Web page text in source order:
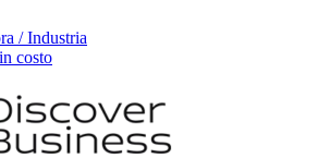
/ Industria
costo